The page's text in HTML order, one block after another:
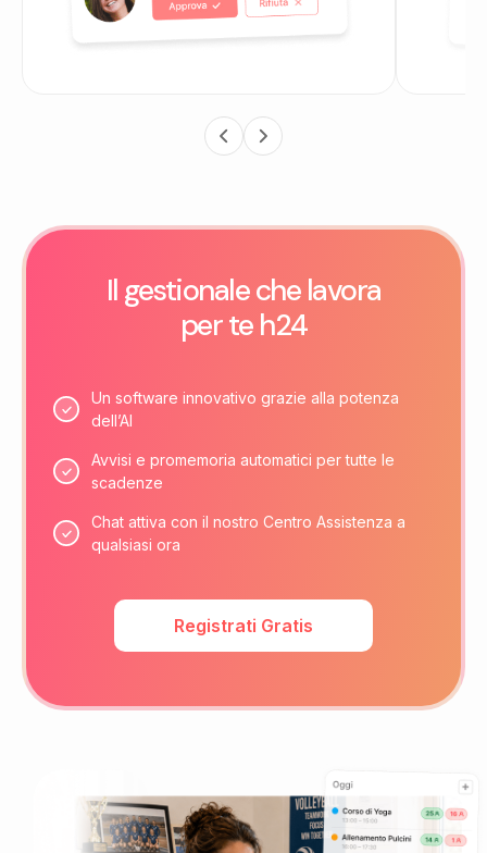
Il gestionale che lavora
per te h24
Un software innovativo grazie alla potenza
dell’AI
Avvisi e promemoria automatici per tutte le
scadenze
Chat attiva con il nostro Centro Assistenza a
qualsiasi ora
Registrati Gratis